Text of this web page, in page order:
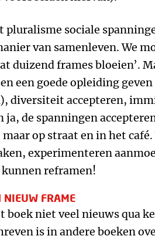
sociale
van samenleven. We
duizend frames bloeien’.
een goede opleiding
diversiteit accepteren,
ja, de spanningen
op straat en in het
experimenteren
reframen!
NIEUW FRAME
boek niet veel nieuws qua
is in andere boeken